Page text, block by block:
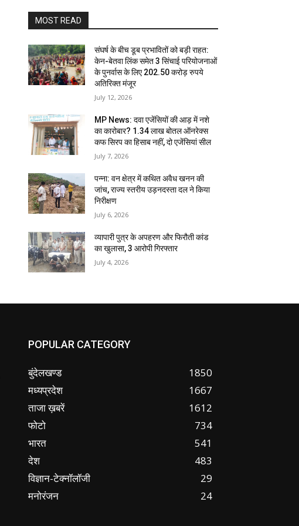
MOST READ
संघर्ष के बीच डूब प्रभावितों को बड़ी राहत:
केन-बेतवा लिंक समेत 3 सिंचाई परियोजनाओं
के पुनर्वास के लिए 202.50 करोड़ रुपये
अतिरिक्त मंजूर
July 12, 2026
MP News: दवा एजेंसियों की आड़ में नशे
का कारोबार? 1.34 लाख बोतल ऑनरेक्स
कफ सिरप का हिसाब नहीं, दो एजेंसियां सील
July 7, 2026
पन्ना: वन क्षेत्र में कथित अवैध खनन की
जांच, राज्य स्तरीय उड़नदस्ता दल ने किया
निरीक्षण
July 6, 2026
व्यापारी पुत्र के अपहरण और फिरौती कांड
का खुलासा, 3 आरोपी गिरफ्तार
July 4, 2026
POPULAR CATEGORY
बुंदेलखण्ड
1850
मध्यप्रदेश
1667
ताजा ख़बरें
1612
फोटो
734
भारत
541
देश
483
विज्ञान-टेक्नॉलॉजी
29
मनोरंजन
24